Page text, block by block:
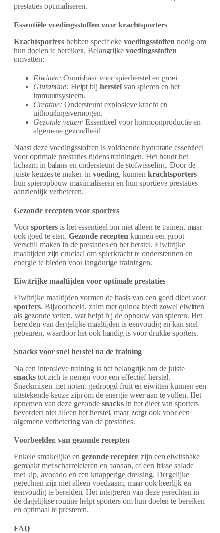
prestaties optimaliseren.
Essentiële voedingsstoffen voor krachtsporters
Krachtsporters hebben specifieke voedingsstoffen nodig om
hun doelen te bereiken. Belangrijke voedingsstoffen
omvatten:
Eiwitten: Onmisbaar voor spierherstel en groei.
Glutamine: Helpt bij herstel van spieren en het
immuunsysteem.
Creatine: Ondersteunt explosieve kracht en
uithoudingsvermogen.
Gezonde vetten: Essentieel voor hormoonproductie en
algemene gezondheid.
Naast deze voedingsstoffen is voldoende hydratatie essentieel
voor optimale prestaties tijdens trainingen. Het houdt het
lichaam in balans en ondersteunt de stofwisseling. Door de
juiste keuzes te maken in voeding, kunnen krachtsporters
hun spieropbouw maximaliseren en hun sportieve prestaties
aanzienlijk verbeteren.
Gezonde recepten voor sporters
Voorsporters is het essentieel om niet alleen te trainen, maar
ook goed te eten. Gezonde recepten kunnen een groot
verschil maken in de prestaties en het herstel. Eiwitrijke
maaltijden zijn cruciaal om spierkracht te ondersteunen en
energie te bieden voor langdurige trainingen.
Eiwitrijke maaltijden voor optimale prestaties
Eiwitrijke maaltijden vormen de basis van een goed dieet voor
sporters. Bijvoorbeeld, zalm met quinoa biedt zowel eiwitten
als gezonde vetten, wat helpt bij de opbouw van spieren. Het
bereiden van dergelijke maaltijden is eenvoudig en kan snel
gebeuren, waardoor het ook handig is voor drukke sporters.
Snacks voor snel herstel na de training
Na een intensieve training is het belangrijk om de juiste
snacks tot zich te nemen voor een effectief herstel.
Snackmixen met noten, gedroogd fruit en eiwitten kunnen een
uitstekende keuze zijn om de energie weer aan te vullen. Het
opnemen van deze gezonde snacks in het dieet van sporters
bevordert niet alleen het herstel, maar zorgt ook voor een
algemene verbetering van de prestaties.
Voorbeelden van gezonde recepten
Enkele smakelijke en gezonde recepten zijn een eiwitshake
gemaakt met scharreleieren en banaan, of een frisse salade
met kip, avocado en een knapperige dressing. Dergelijke
gerechten zijn niet alleen voedzaam, maar ook heerlijk en
eenvoudig te bereiden. Het integreren van deze gerechten in
de dagelijkse routine helpt sporters om hun doelen te bereiken
en optimaal te presteren.
FAQ